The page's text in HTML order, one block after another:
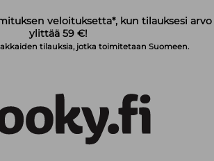
veloituksetta*, kun tilauksesi arvo
ylittää 59 €!
tilauksia, jotka toimitetaan Suomeen.